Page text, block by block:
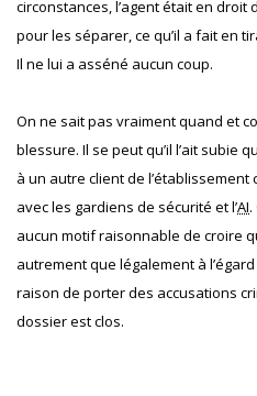
circonstances, l’agent était en droit
pour les séparer, ce qu’il a fait en
Il ne lui a asséné aucun coup.
On ne sait pas vraiment quand et
blessure. Il se peut qu’il l’ait subie
à un autre client de
avec les gardiens de sécurité et l’AI
aucun motif raisonnable de croire
autrement que légalement à
raison de porter des accusations
dossier est clos.